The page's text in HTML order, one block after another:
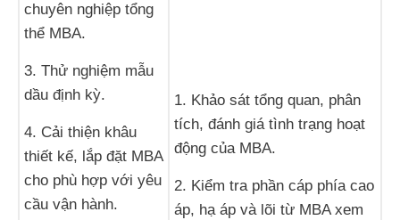
chuyên nghiệp tổng
thể MBA.
3. Thử nghiệm mẫu
dầu định kỳ.
4. Cải thiện khâu
thiết kế, lắp đặt MBA
cho phù hợp với yêu
cầu vận hành.
1. Khảo sát tổng quan, phân
tích, đánh giá tình trạng hoạt
động của MBA.
2. Kiểm tra phần cáp phía cao
áp, hạ áp và lõi từ MBA xem